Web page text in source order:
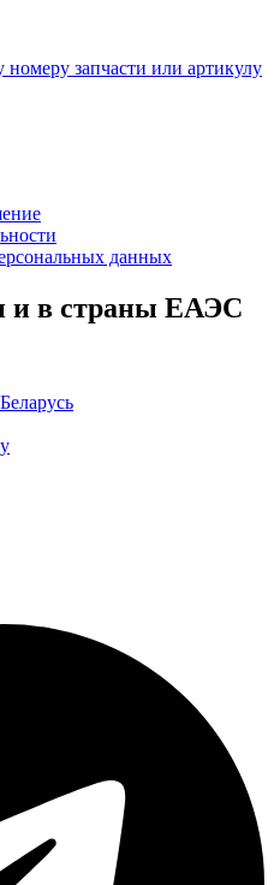
запчасти или артикулу
данных
и в страны ЕАЭС